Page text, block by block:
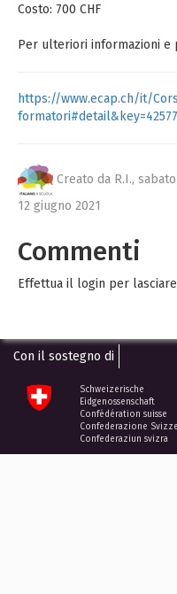
Costo: 700 CHF
Per ulteriori informazioni e
https://www.ecap.ch/it/
Creato da R.I., sabato
12 giugno 2021
Commenti
Effettua il login per
Con il sostegno di
Schweizerische
Eidgenossenschaft
Confédération suisse
Confederazione
Confederaziun svizra